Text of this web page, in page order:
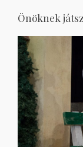
Önöknek